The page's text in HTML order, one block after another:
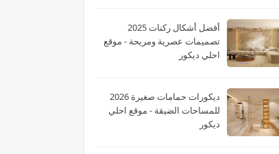
أفضل أشكال ركنات 2025
تصميمات عصرية ومريحة - موقع
احلي ديكور
ديكورات حمامات صغيرة 2026
للمساحات الضيقة - موقع احلي
ديكور